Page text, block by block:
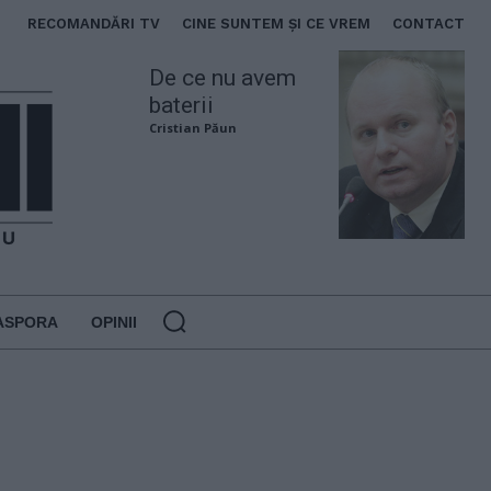
RECOMANDĂRI TV CINE SUNTEM ȘI CE VREM CONTACT
De ce nu avem
baterii
Cristian Păun
OPINII